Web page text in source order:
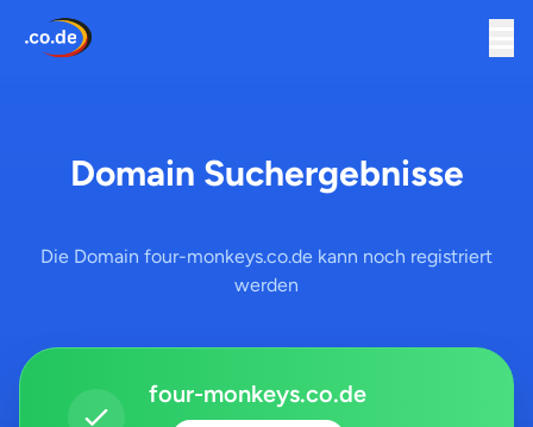
Domain Suchergebnisse
Die Domain four-monkeys.co.de kann noch registriert
werden
four-monkeys.co.de